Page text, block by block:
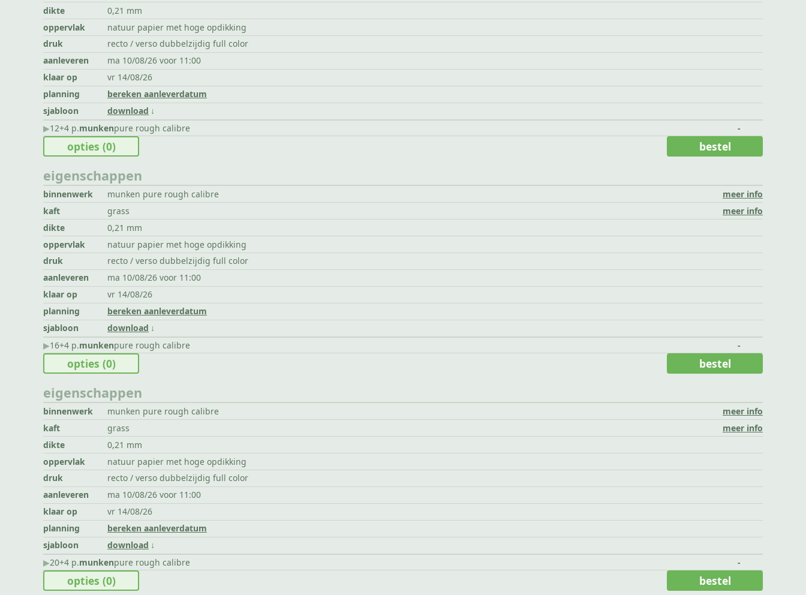
dikte
0,21 mm
oppervlak
natuur papier met hoge opdikking
druk
recto / verso dubbelzijdig full color
aanleveren
ma 10/08/26 voor 11:00
klaar op
vr 14/08/26
planning
bereken aanleverdatum
sjabloon
download
▶︎12+4 p.munkenpure rough calibre -
eigenschappen
binnenwerk munken pure rough calibre
meer info
kaft
grass
meer info
dikte
0,21 mm
oppervlak
natuur papier met hoge opdikking
druk
recto / verso dubbelzijdig full color
aanleveren
ma 10/08/26 voor 11:00
klaar op
vr 14/08/26
planning
bereken aanleverdatum
sjabloon
download
opties (0) bestel
▶︎16+4 p.munkenpure rough calibre -
eigenschappen
binnenwerk munken pure rough calibre
meer info
kaft
grass
meer info
dikte
0,21 mm
oppervlak
natuur papier met hoge opdikking
druk
recto / verso dubbelzijdig full color
aanleveren
ma 10/08/26 voor 11:00
klaar op
vr 14/08/26
planning
bereken aanleverdatum
sjabloon
download
opties (0) bestel
▶︎20+4 p.munkenpure rough calibre -
opties (0) bestel